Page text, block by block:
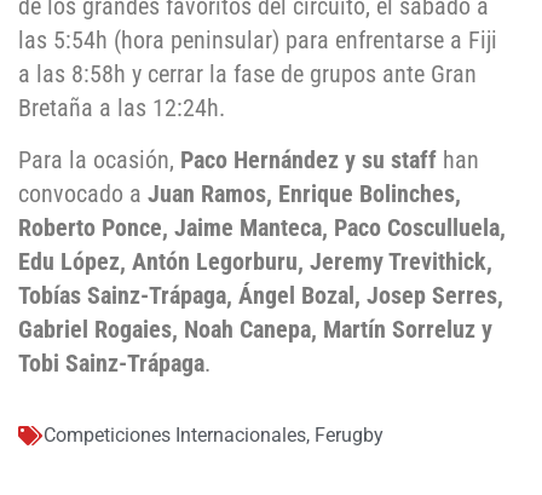
de los grandes favoritos del circuito, el sábado a
las 5:54h (hora peninsular) para enfrentarse a Fiji
a las 8:58h y cerrar la fase de grupos ante Gran
Bretaña a las 12:24h.
Para la ocasión, Paco Hernández y su staff han
convocado a Juan Ramos, Enrique Bolinches,
Roberto Ponce, Jaime Manteca, Paco Cosculluela,
Edu López, Antón Legorburu, Jeremy Trevithick,
Tobías Sainz-Trápaga, Ángel Bozal, Josep Serres,
Gabriel Rogaies, Noah Canepa, Martín Sorreluz y
Tobi Sainz-Trápaga.
Competiciones Internacionales, Ferugby